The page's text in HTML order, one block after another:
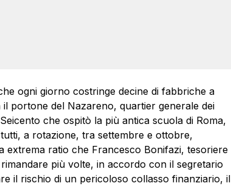
ogni giorno costringe decine di fabbriche a
portone del Nazareno, quartier generale dei
che ospitò la più antica scuola di Roma,
a rotazione, tra settembre e ottobre,
extrema ratio che Francesco Bonifazi, tesoriere
più volte, in accordo con il segretario
il rischio di un pericoloso collasso finanziario, il